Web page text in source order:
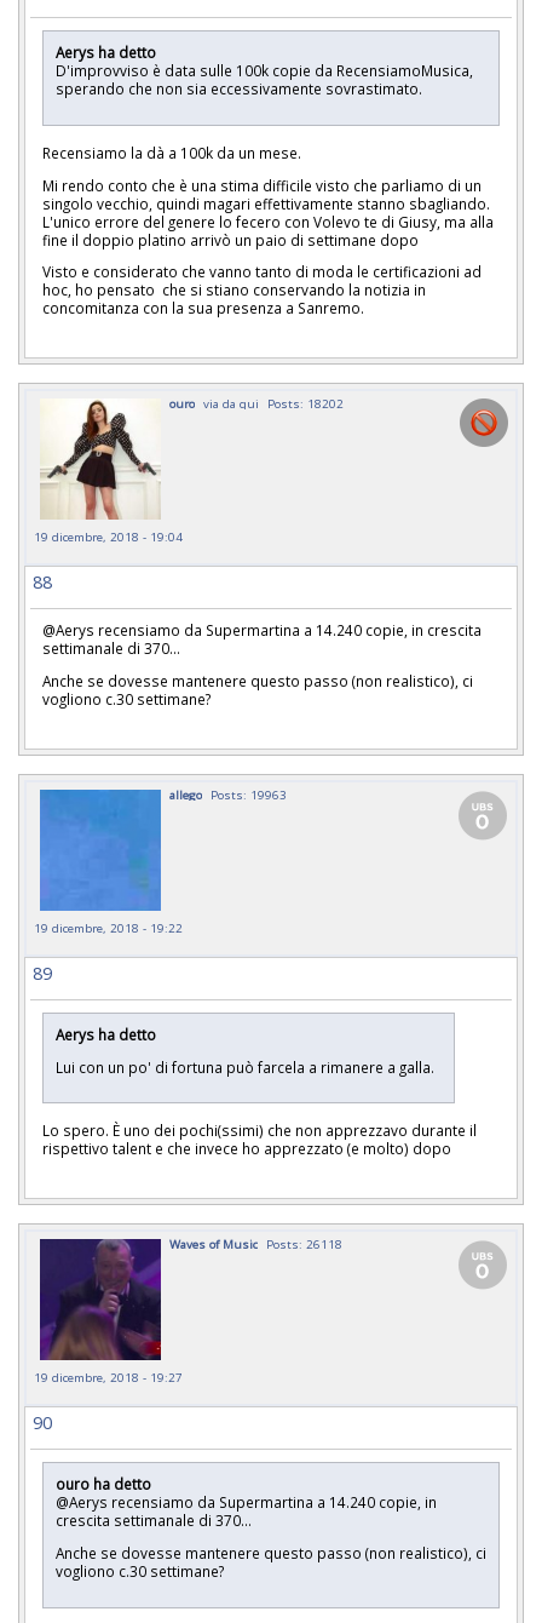
Aerys ha detto
D'improvviso è data sulle 100k copie da RecensiamoMusica,
sperando che non sia eccessivamente sovrastimato.
Recensiamo la dà a 100k da un mese.
Mi rendo conto che è una stima difficile visto che parliamo di un
singolo vecchio, quindi magari effettivamente stanno sbagliando.
L'unico errore del genere lo fecero con Volevo te di Giusy, ma alla
fine il doppio platino arrivò un paio di settimane dopo
Visto e considerato che vanno tanto di moda le certificazioni ad
hoc, ho pensato che si stiano conservando la notizia in
concomitanza con la sua presenza a Sanremo.
ouro via da qui Posts: 18202
19 dicembre, 2018 - 19:04
88
@Aerys recensiamo da Supermartina a 14.240 copie, in crescita
settimanale di 370...
Anche se dovesse mantenere questo passo (non realistico), ci
vogliono c.30 settimane?
allego Posts: 19963
19 dicembre, 2018 - 19:22
89
Aerys ha detto
Lui con un po' di fortuna può farcela a rimanere a galla.
Lo spero. È uno dei pochi(ssimi) che non apprezzavo durante il
rispettivo talent e che invece ho apprezzato (e molto) dopo
Waves of Music Posts: 26118
19 dicembre, 2018 - 19:27
90
ouro ha detto
@Aerys recensiamo da Supermartina a 14.240 copie, in
crescita settimanale di 370...
Anche se dovesse mantenere questo passo (non realistico), ci
vogliono c.30 settimane?